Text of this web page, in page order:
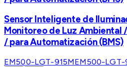
Sensor Inteligente de
Monitoreo de Luz Ambiental
/ para Automatización (BMS)
EM500-LGT-915MEM500-LGT-